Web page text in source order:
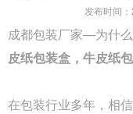
发布时间
成都包装厂家—为什
皮纸包装盒，牛皮纸
在包装行业多年，相